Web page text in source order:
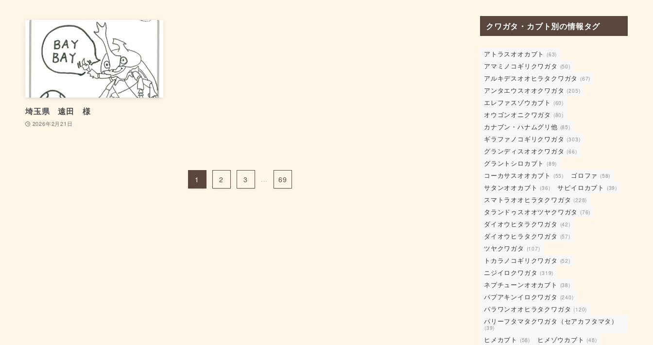
埼玉県 遠田 様
2026年2月21日
1 2 3 ... 69
記
カ
テ
リ
ー
クワガタ・カブト別の情報タグ
アトラスオオカブト (63)
アマミノコギリクワガタ (50)
アルキデスオオヒラタクワガタ (67)
アンタエウスオオクワガタ (205)
エレファスゾウカブト (60)
オウゴンオニクワガタ (80)
カナブン・ハナムグリ他 (85)
ギラファノコギリクワガタ (303)
グランディスオオクワガタ (66)
グラントシロカブト (89)
コーカサスオオカブト (55) ゴロファ (58)
サタンオオカブト (36) サビイロカブト (39)
スマトラオオヒラタクワガタ (228)
タランドゥスオオツヤクワガタ (76)
ダイオウヒタラクワガタ (42)
ダイオウヒラタクワガタ (57)
ツヤクワガタ (107)
トカラノコギリクワガタ (52)
ニジイロクワガタ (319)
ネプチューンオオカブト (38)
パプアキンイロクワガタ (240)
パラワンオオヒラタクワガタ (120)
パリーフタマタクワガタ（セアカフタマタ）
(39)
ヒメカブト (58) ヒメゾウカブト (48)